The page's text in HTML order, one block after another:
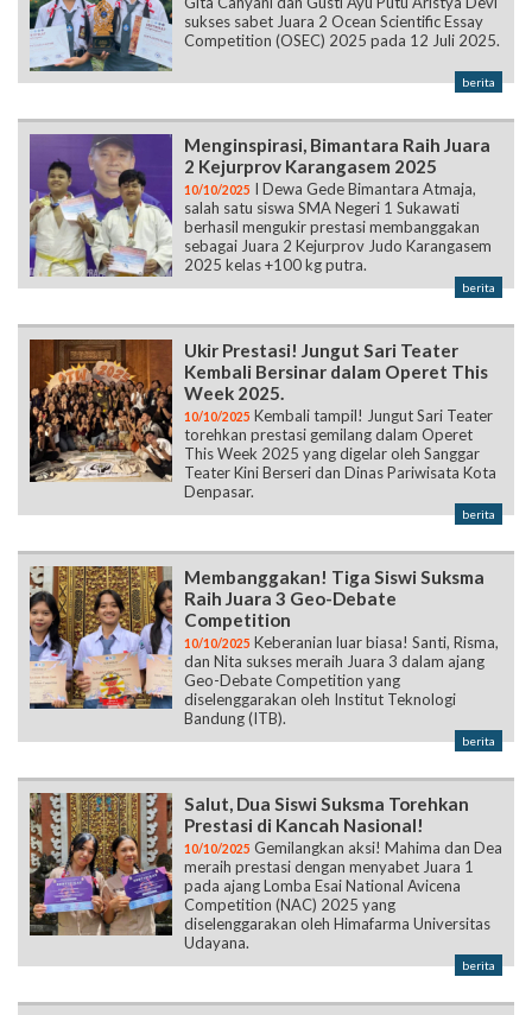
sukses sabet Juara 2 Ocean Scientific Essay
Competition (OSEC) 2025 pada 12 Juli 2025.
berita
Menginspirasi, Bimantara Raih Juara
2 Kejurprov Karangasem 2025
10/10/2025 I Dewa Gede Bimantara Atmaja,
salah satu siswa SMA Negeri 1 Sukawati
berhasil mengukir prestasi membanggakan
sebagai Juara 2 Kejurprov Judo Karangasem
2025 kelas +100 kg putra.
berita
Ukir Prestasi! Jungut Sari Teater
Kembali Bersinar dalam Operet This
Week 2025.
10/10/2025 Kembali tampil! Jungut Sari Teater
torehkan prestasi gemilang dalam Operet
This Week 2025 yang digelar oleh Sanggar
Teater Kini Berseri dan Dinas Pariwisata Kota
Denpasar.
berita
Membanggakan! Tiga Siswi Suksma
Raih Juara 3 Geo-Debate
Competition
10/10/2025 Keberanian luar biasa! Santi, Risma,
dan Nita sukses meraih Juara 3 dalam ajang
Geo-Debate Competition yang
diselenggarakan oleh Institut Teknologi
Bandung (ITB).
berita
Salut, Dua Siswi Suksma Torehkan
Prestasi di Kancah Nasional!
10/10/2025 Gemilangkan aksi! Mahima dan Dea
meraih prestasi dengan menyabet Juara 1
pada ajang Lomba Esai National Avicena
Competition (NAC) 2025 yang
diselenggarakan oleh Himafarma Universitas
Udayana.
berita